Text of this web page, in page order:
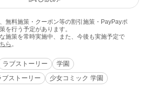
無料施策・クーポン等の割引施策・PayPayポ
を行う予定があります。
施策を常時実施中、また、今後も実施予定で
ら 。
ラブストーリー
学園
ストーリー
少女コミック 学園